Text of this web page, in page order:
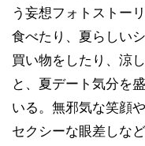
う妄想フォトストー
食べたり、夏らしい
買い物をしたり、涼
と、夏デート気分を
いる。無邪気な笑顔
セクシーな眼差しな